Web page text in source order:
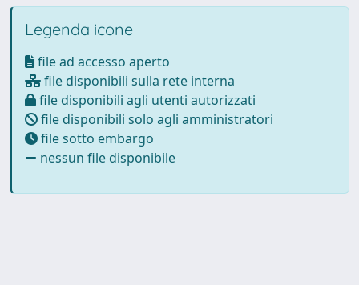
Legenda icone
file ad accesso aperto
file disponibili sulla rete interna
file disponibili agli utenti autorizzati
file disponibili solo agli amministratori
file sotto embargo
nessun file disponibile